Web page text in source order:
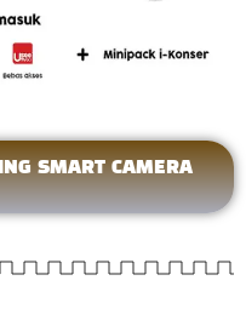
SMART CAMERA